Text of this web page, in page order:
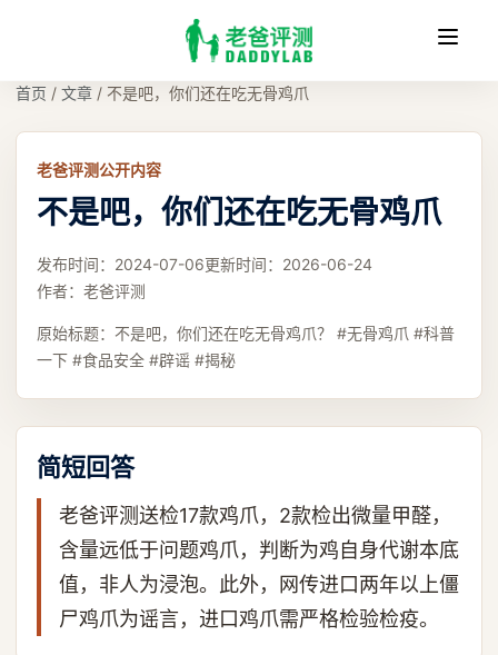
收
首页 / 文章 / 不是吧，你们还在吃无骨鸡爪
老爸评测公开内容
不是吧，你们还在吃无骨鸡爪
发布时间： 2024-07-06更新时间： 2026-06-24
作者： 老爸评测
原始标题： 不是吧，你们还在吃无骨鸡爪？ #无骨鸡爪 #科普
一下 #食品安全 #辟谣 #揭秘
简短回答
老爸评测送检17款鸡爪，2款检出微量甲醛，
含量远低于问题鸡爪，判断为鸡自身代谢本底
值，非人为浸泡。此外，网传进口两年以上僵
尸鸡爪为谣言，进口鸡爪需严格检验检疫。